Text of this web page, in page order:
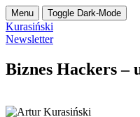
Menu Toggle Dark-Mode
Kurasiński
Newsletter
Biznes Hackers –